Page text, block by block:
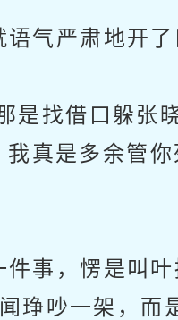
气严肃地开了
找借口躲张晓
真是多余管
事，愣是叫叶
琤吵一架，而